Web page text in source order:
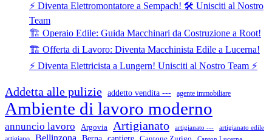
⚡ Diventa Elettromontatore a Sempach! 🛠️ Unisciti al Nostro
Team
🏗️ Operaio Edile: Guida Macchinari da Costruzione a Root!
🏗️ Offerta di Lavoro: Diventa Macchinista Edile a Lucerna!
⚡ Diventa Elettricista a Lungern! Unisciti al Nostro Team ⚡
Addetta alle pulizie addetto vendita --- agente immobiliare
Ambiente di lavoro moderno
annuncio lavoro Argovia Artigianato artigianato --- artigianato edile